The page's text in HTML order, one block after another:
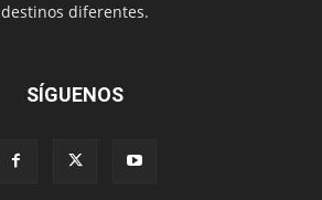
destinos diferentes.
SÍGUENOS